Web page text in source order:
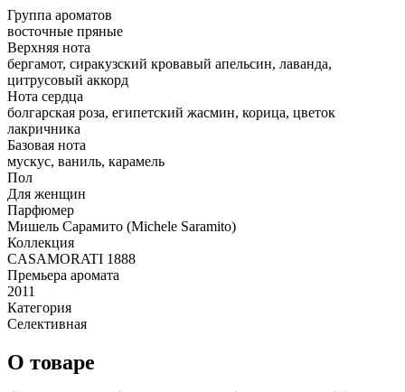
Группа ароматов
восточные пряные
Верхняя нота
бергамот, сиракузский кровавый апельсин, лаванда,
цитрусовый аккорд
Нота сердца
болгарская роза, египетский жасмин, корица, цветок
лакричника
Базовая нота
мускус, ваниль, карамель
Пол
Для женщин
Парфюмер
Мишель Сарамито (Michele Saramito)
Коллекция
CASAMORATI 1888
Премьера аромата
2011
Категория
Селективная
О товаре